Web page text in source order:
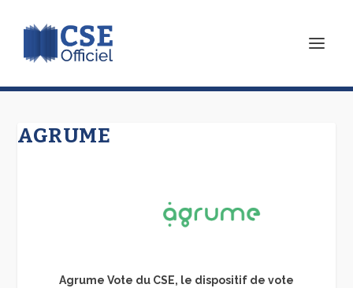
AGRUME
Agrume Vote du CSE, le dispositif de vote